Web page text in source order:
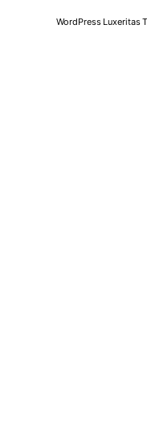
WordPress Luxeritas